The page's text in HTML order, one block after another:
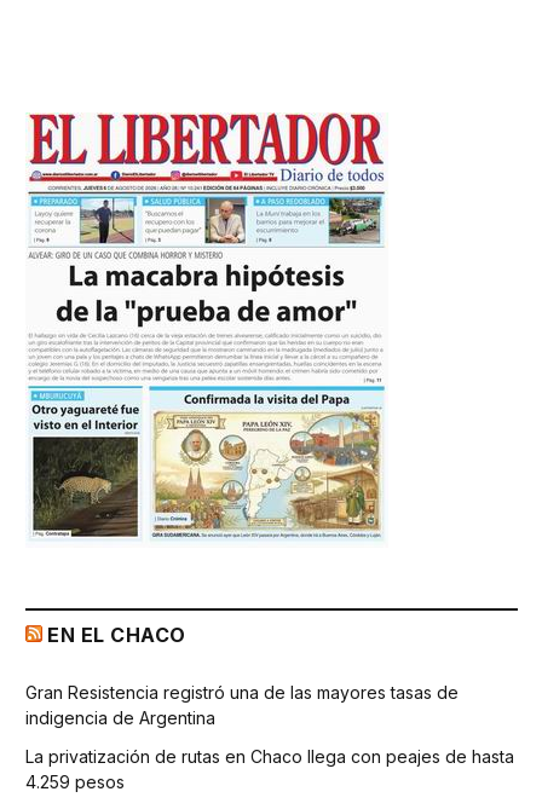
EN EL CHACO
Gran Resistencia registró una de las mayores tasas de
indigencia de Argentina
La privatización de rutas en Chaco llega con peajes de hasta
4.259 pesos